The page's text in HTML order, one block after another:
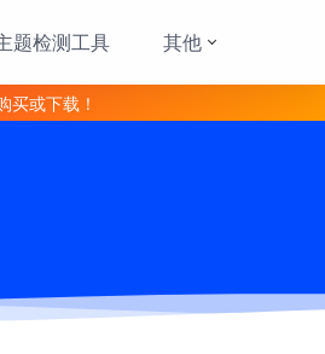
题检测工具 其他
或下载！